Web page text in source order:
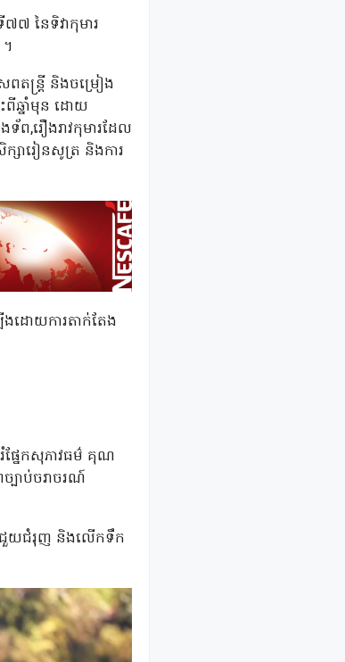
៧ នៃទិវាកុមារ
ពតន្ត្រី និងចម្រៀង
ពីឆ្នាំមុន ដោយ
ព,រឿងរាវកុមារដែល
ក្សារៀនសូត្រ និងការ
ដោយការតាក់តែង
ផ្នែកសុភាវធម៌ គុណ
បាប់ចរាចរណ៍
ជួយជំរុញ និងលើកទឹក